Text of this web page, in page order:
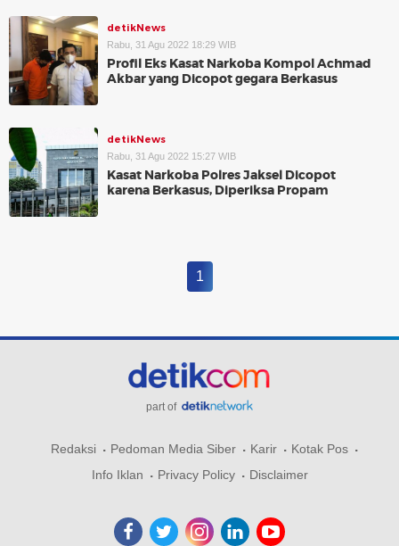
detikNews
Rabu, 31 Agu 2022 18:29 WIB
Profil Eks Kasat Narkoba Kompol Achmad
Akbar yang Dicopot gegara Berkasus
detikNews
Rabu, 31 Agu 2022 15:27 WIB
Kasat Narkoba Polres Jaksel Dicopot
karena Berkasus, Diperiksa Propam
1
part of
Redaksi Pedoman Media Siber Karir
Kotak Pos
Info Iklan
Privacy Policy Disclaimer